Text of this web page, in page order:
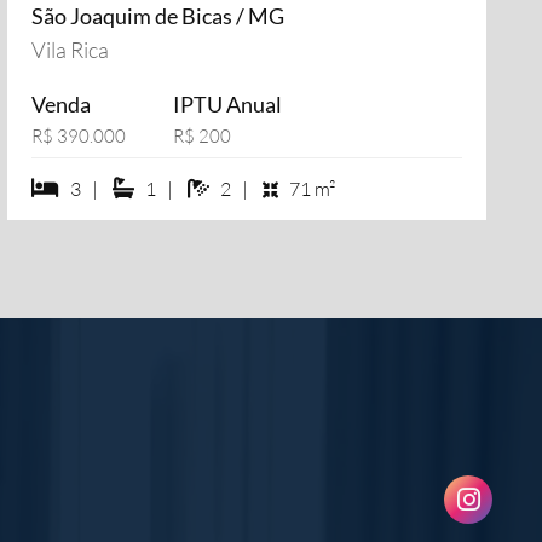
São Joaquim de Bicas / MG
Vila Rica
Venda
R$ 390.000
IPTU Anual
R$ 200
3 dormiórios
3 | 1 suítes
1 | 2 banheiros
2 | 71 m²